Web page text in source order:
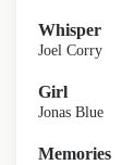
Whisper
Joel Corry
Girl
Jonas Blue
Memories